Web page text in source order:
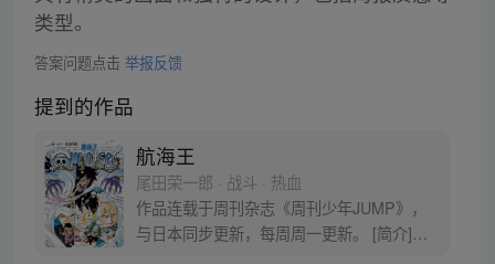
类型。
答案问题点击 举报反馈
提到的作品
航海王
尾田荣一郎 · 战斗 · 热血
作品连载于周刊杂志《周刊少年JUMP》，
与日本同步更新，每周周一更新。 [简介]有